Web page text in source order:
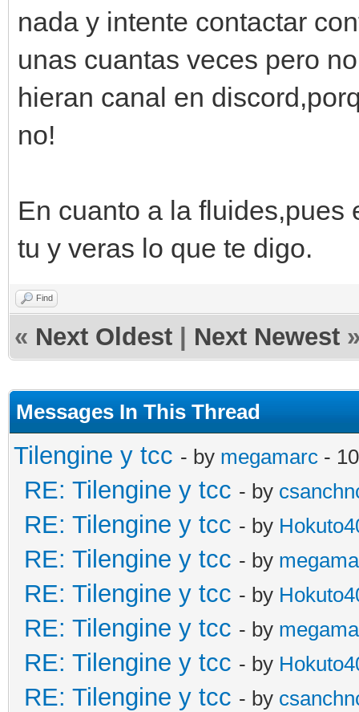
nada y intente contactar
unas cuantas veces pero
hieran canal en
no!
En cuanto a la fluides,pues
tu y veras lo que te digo.
Find
« Next Oldest Next Newest
Messages In This Thread
Tilengine y tcc - by megamarc -
RE: Tilengine y tcc - by
RE: Tilengine y tcc - by
RE: Tilengine y tcc - by
RE: Tilengine y tcc - by
RE: Tilengine y tcc - by
RE: Tilengine y tcc - by
RE: Tilengine y tcc - by